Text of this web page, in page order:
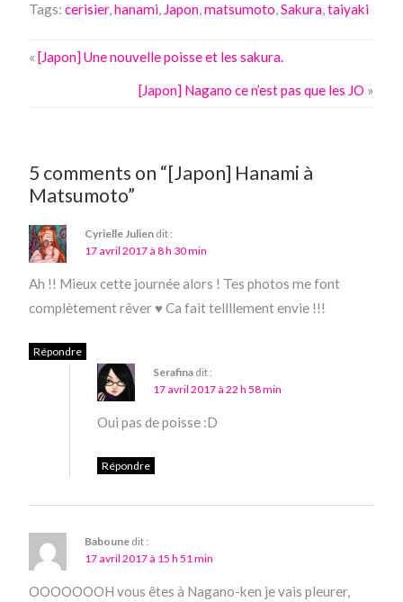
Tags:cerisier,hanami, Japon,matsumoto,Sakura,taiyaki
« [Japon] Une nouvelle poisse et les sakura.
[Japon] Nagano ce n’est pas que les JO »
5 comments on “[Japon] Hanami à
Matsumoto”
Cyrielle Julien dit :
17 avril 2017 à 8 h 30 min
Ah !! Mieux cette journée alors ! Tes photos me font
complètement rêver ♥ Ca fait tellllement envie !!!
Répondre
Serafina dit :
17 avril 2017 à 22 h 58 min
Oui pas de poisse :D
Répondre
Baboune dit :
17 avril 2017 à 15 h 51 min
OOOOOOOH vous êtes à Nagano-ken je vais pleurer,